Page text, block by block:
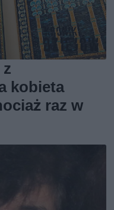
kobieta
raz w